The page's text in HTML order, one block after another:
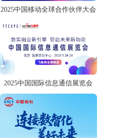
2025中国移动全球合作伙伴大会
2025中国国际信息通信展览会